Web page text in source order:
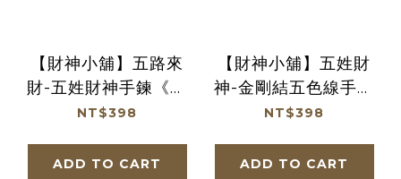
【財神小舖】五路來
財-五姓財神手鍊《含
開光》【SL-9521】
NT$398
ADD TO CART
【財神小舖】五姓財
神-金剛結五色線手鍊
《含開光》【SL-
NT$398
ADD TO CART